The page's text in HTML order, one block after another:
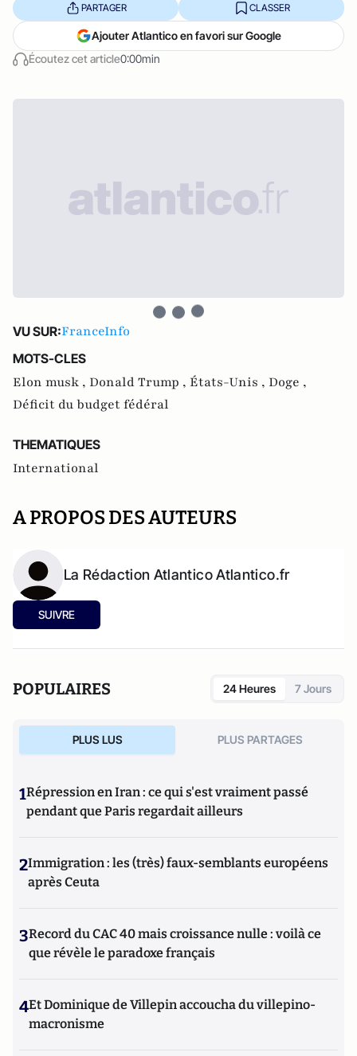
Écoutez cet article0:00min
PARTAGER CLASSER
Ajouter Atlantico en favori sur Google
VU SUR:FranceInfo
MOTS-CLES
Elon musk , Donald Trump , États-Unis , Doge ,
Déficit du budget fédéral
THEMATIQUES
International
A PROPOS DES AUTEURS
La Rédaction Atlantico Atlantico.fr
SUIVRE
POPULAIRES 24 Heures 7 Jours
PLUS LUS PLUS PARTAGES
1Répression en Iran : ce qui s'est vraiment passé
pendant que Paris regardait ailleurs
2Immigration : les (très) faux-semblants européens
après Ceuta
3Record du CAC 40 mais croissance nulle : voilà ce
que révèle le paradoxe français
4Et Dominique de Villepin accoucha du villepino-
macronisme